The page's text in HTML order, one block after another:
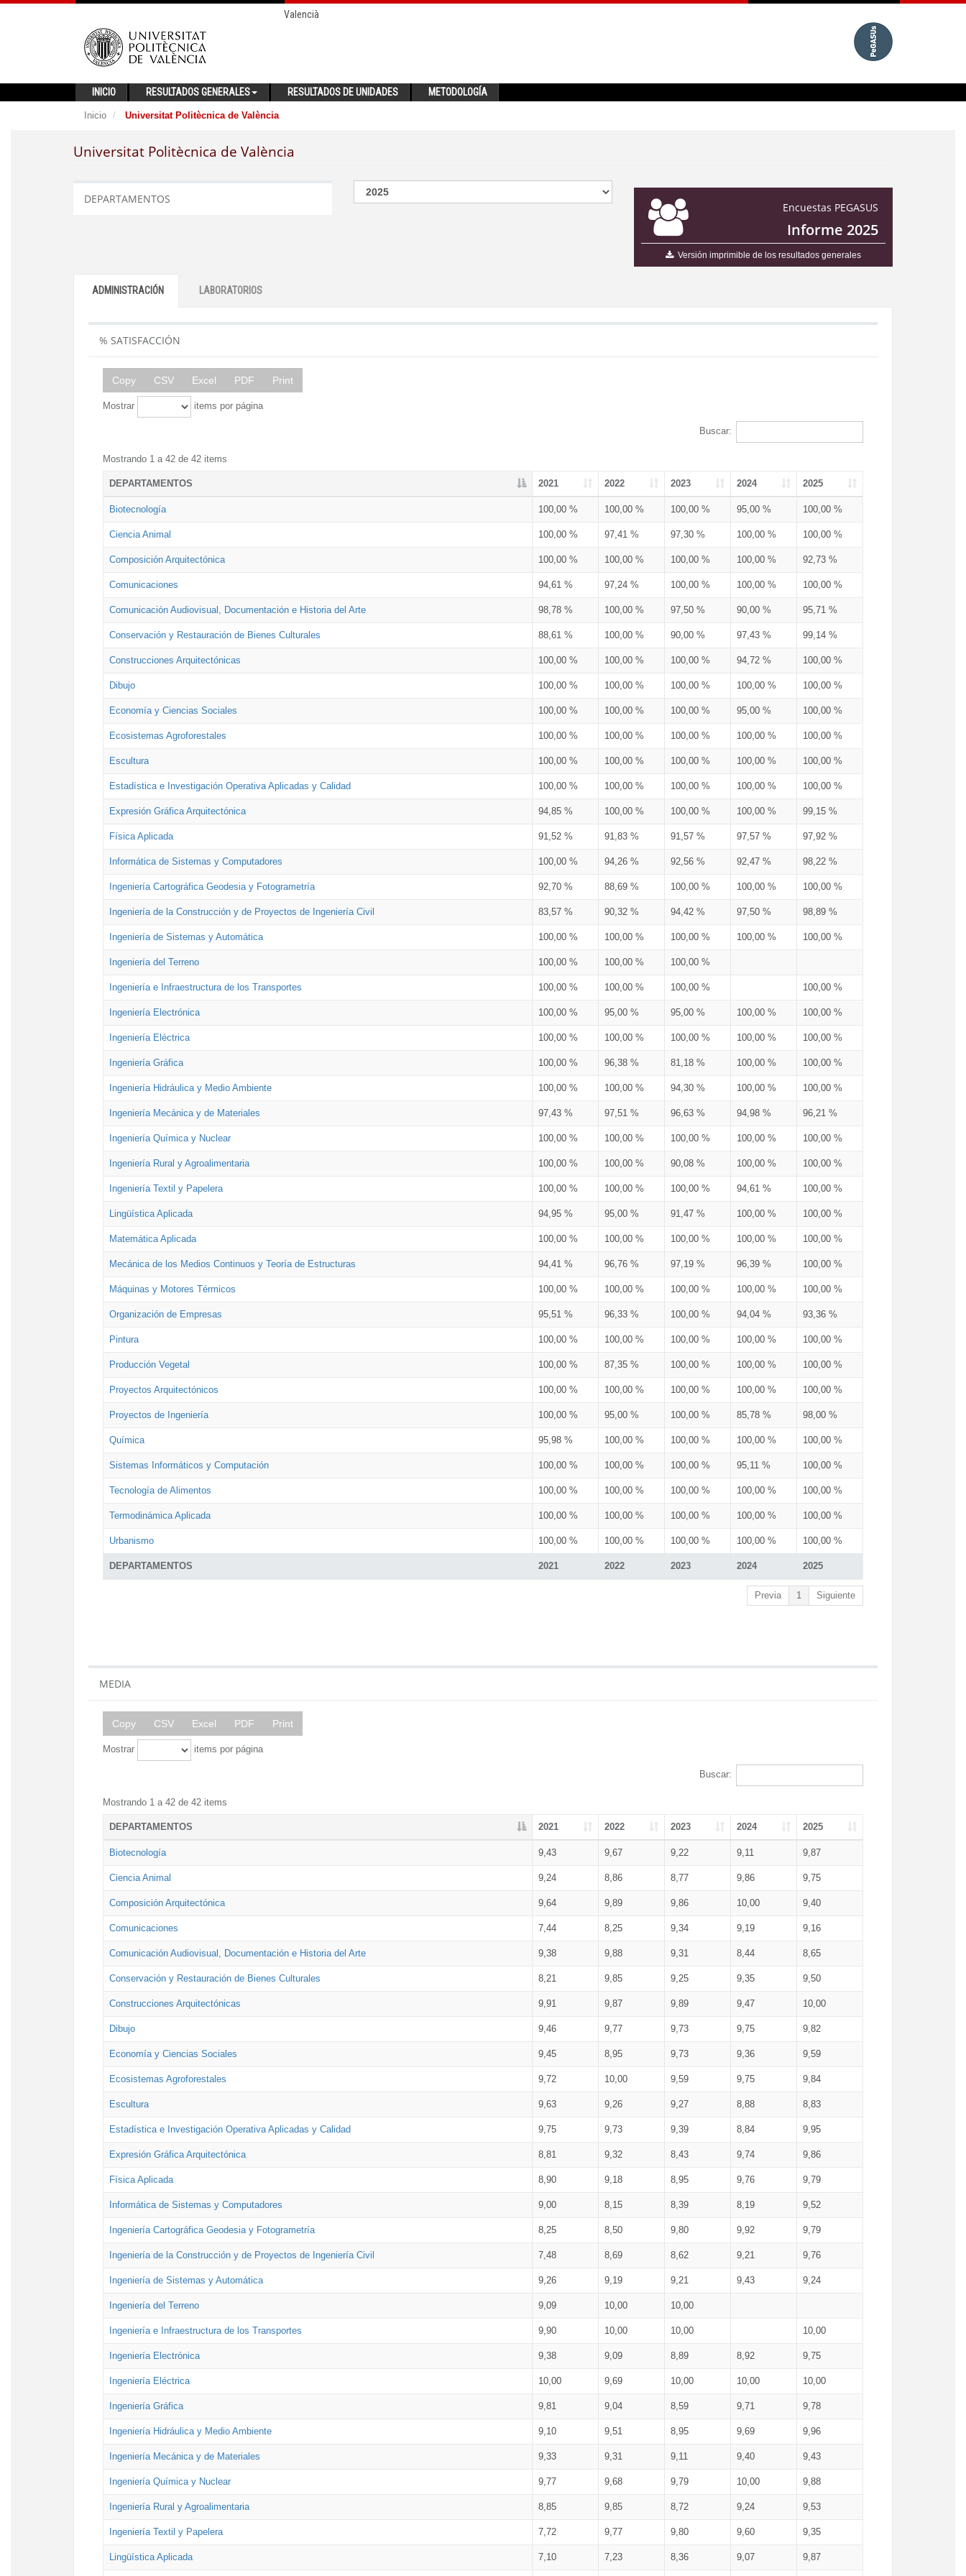
Valencià
INICIO RESULTADOS GENERALES RESULTADOS DE UNIDADES METODOLOGÍA
Inicio Universitat Politècnica de València
Universitat Politècnica de València
Encuestas PEGASUS
Informe 2025
Versión imprimible de los resultados generales
DEPARTAMENTOS
ADMINISTRACIÓN LABORATORIOS
% SATISFACCIÓN
Copy CSV Excel PDF Print
Mostrar items por página
Buscar:
Mostrando 1 a 42 de 42 items
DEPARTAMENTOS 2021 2022 2023 2024 2025
DEPARTAMENTOS 2021 2022 2023 2024 2025
Biotecnología 100,00 % 100,00 % 100,00 % 95,00 % 100,00 %
Ciencia Animal 100,00 % 97,41 % 97,30 % 100,00 % 100,00 %
Composición Arquitectónica 100,00 % 100,00 % 100,00 % 100,00 % 92,73 %
Comunicaciones 94,61 % 97,24 % 100,00 % 100,00 % 100,00 %
Comunicación Audiovisual, Documentación e Historia del Arte 98,78 % 100,00 % 97,50 % 90,00 % 95,71 %
Conservación y Restauración de Bienes Culturales 88,61 % 100,00 % 90,00 % 97,43 % 99,14 %
Construcciones Arquitectónicas 100,00 % 100,00 % 100,00 % 94,72 % 100,00 %
Dibujo 100,00 % 100,00 % 100,00 % 100,00 % 100,00 %
Economía y Ciencias Sociales 100,00 % 100,00 % 100,00 % 95,00 % 100,00 %
Ecosistemas Agroforestales 100,00 % 100,00 % 100,00 % 100,00 % 100,00 %
Escultura 100,00 % 100,00 % 100,00 % 100,00 % 100,00 %
Estadística e Investigación Operativa Aplicadas y Calidad 100,00 % 100,00 % 100,00 % 100,00 % 100,00 %
Expresión Gráfica Arquitectónica 94,85 % 100,00 % 100,00 % 100,00 % 99,15 %
Física Aplicada 91,52 % 91,83 % 91,57 % 97,57 % 97,92 %
Informática de Sistemas y Computadores 100,00 % 94,26 % 92,56 % 92,47 % 98,22 %
Ingeniería Cartográfica Geodesia y Fotogrametría 92,70 % 88,69 % 100,00 % 100,00 % 100,00 %
Ingeniería de la Construcción y de Proyectos de Ingeniería Civil 83,57 % 90,32 % 94,42 % 97,50 % 98,89 %
Ingeniería de Sistemas y Automática 100,00 % 100,00 % 100,00 % 100,00 % 100,00 %
Ingeniería del Terreno 100,00 % 100,00 % 100,00 %
Ingeniería e Infraestructura de los Transportes 100,00 % 100,00 % 100,00 % 100,00 %
Ingeniería Electrónica 100,00 % 95,00 % 95,00 % 100,00 % 100,00 %
Ingeniería Eléctrica 100,00 % 100,00 % 100,00 % 100,00 % 100,00 %
Ingeniería Gráfica 100,00 % 96,38 % 81,18 % 100,00 % 100,00 %
Ingeniería Hidráulica y Medio Ambiente 100,00 % 100,00 % 94,30 % 100,00 % 100,00 %
Ingeniería Mecánica y de Materiales 97,43 % 97,51 % 96,63 % 94,98 % 96,21 %
Ingeniería Química y Nuclear 100,00 % 100,00 % 100,00 % 100,00 % 100,00 %
Ingeniería Rural y Agroalimentaria 100,00 % 100,00 % 90,08 % 100,00 % 100,00 %
Ingeniería Textil y Papelera 100,00 % 100,00 % 100,00 % 94,61 % 100,00 %
Lingüística Aplicada 94,95 % 95,00 % 91,47 % 100,00 % 100,00 %
Matemática Aplicada 100,00 % 100,00 % 100,00 % 100,00 % 100,00 %
Mecánica de los Medios Continuos y Teoría de Estructuras 94,41 % 96,76 % 97,19 % 96,39 % 100,00 %
Máquinas y Motores Térmicos 100,00 % 100,00 % 100,00 % 100,00 % 100,00 %
Organización de Empresas 95,51 % 96,33 % 100,00 % 94,04 % 93,36 %
Pintura 100,00 % 100,00 % 100,00 % 100,00 % 100,00 %
Producción Vegetal 100,00 % 87,35 % 100,00 % 100,00 % 100,00 %
Proyectos Arquitectónicos 100,00 % 100,00 % 100,00 % 100,00 % 100,00 %
Proyectos de Ingeniería 100,00 % 95,00 % 100,00 % 85,78 % 98,00 %
Química 95,98 % 100,00 % 100,00 % 100,00 % 100,00 %
Sistemas Informáticos y Computación 100,00 % 100,00 % 100,00 % 95,11 % 100,00 %
Tecnología de Alimentos 100,00 % 100,00 % 100,00 % 100,00 % 100,00 %
Termodinámica Aplicada 100,00 % 100,00 % 100,00 % 100,00 % 100,00 %
Urbanismo 100,00 % 100,00 % 100,00 % 100,00 % 100,00 %
Previa 1 Siguiente
MEDIA
Copy CSV Excel PDF Print
Mostrar items por página
Buscar:
Mostrando 1 a 42 de 42 items
DEPARTAMENTOS 2021 2022 2023 2024 2025
Biotecnología 9,43 9,67 9,22 9,11 9,87
Ciencia Animal 9,24 8,86 8,77 9,86 9,75
Composición Arquitectónica 9,64 9,89 9,86 10,00 9,40
Comunicaciones 7,44 8,25 9,34 9,19 9,16
Comunicación Audiovisual, Documentación e Historia del Arte 9,38 9,88 9,31 8,44 8,65
Conservación y Restauración de Bienes Culturales 8,21 9,85 9,25 9,35 9,50
Construcciones Arquitectónicas 9,91 9,87 9,89 9,47 10,00
Dibujo 9,46 9,77 9,73 9,75 9,82
Economía y Ciencias Sociales 9,45 8,95 9,73 9,36 9,59
Ecosistemas Agroforestales 9,72 10,00 9,59 9,75 9,84
Escultura 9,63 9,26 9,27 8,88 8,83
Estadística e Investigación Operativa Aplicadas y Calidad 9,75 9,73 9,39 8,84 9,95
Expresión Gráfica Arquitectónica 8,81 9,32 8,43 9,74 9,86
Física Aplicada 8,90 9,18 8,95 9,76 9,79
Informática de Sistemas y Computadores 9,00 8,15 8,39 8,19 9,52
Ingeniería Cartográfica Geodesia y Fotogrametría 8,25 8,50 9,80 9,92 9,79
Ingeniería de la Construcción y de Proyectos de Ingeniería Civil 7,48 8,69 8,62 9,21 9,76
Ingeniería de Sistemas y Automática 9,26 9,19 9,21 9,43 9,24
Ingeniería del Terreno 9,09 10,00 10,00
Ingeniería e Infraestructura de los Transportes 9,90 10,00 10,00 10,00
Ingeniería Electrónica 9,38 9,09 8,89 8,92 9,75
Ingeniería Eléctrica 10,00 9,69 10,00 10,00 10,00
Ingeniería Gráfica 9,81 9,04 8,59 9,71 9,78
Ingeniería Hidráulica y Medio Ambiente 9,10 9,51 8,95 9,69 9,96
Ingeniería Mecánica y de Materiales 9,33 9,31 9,11 9,40 9,43
Ingeniería Química y Nuclear 9,77 9,68 9,79 10,00 9,88
Ingeniería Rural y Agroalimentaria 8,85 9,85 8,72 9,24 9,53
Ingeniería Textil y Papelera 7,72 9,77 9,80 9,60 9,35
Lingüística Aplicada 7,10 7,23 8,36 9,07 9,87